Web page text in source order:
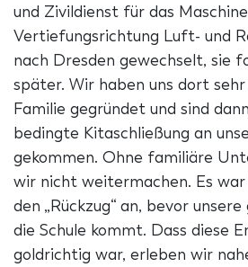
und Zivildienst für das
Vertiefungsrichtung Luft- und
nach Dresden gewechselt, sie
später. Wir haben uns dort
Familie gegründet und sind
bedingte Kitaschließung an
gekommen. Ohne familiäre
wir nicht weitermachen. Es
den „Rückzug“ an, bevor
die Schule kommt. Dass diese
goldrichtig war, erleben wir